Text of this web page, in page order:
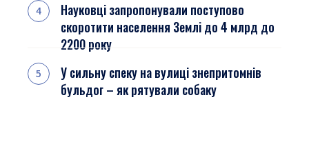
Науковці запропонували поступово
скоротити населення Землі до 4 млрд до
2200 року
У сильну спеку на вулиці знепритомнів
бульдог – як рятували собаку